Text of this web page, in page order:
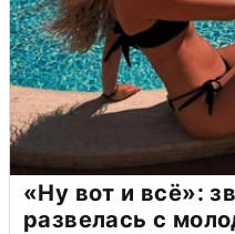
«Ну вот и всё»:
развелась с